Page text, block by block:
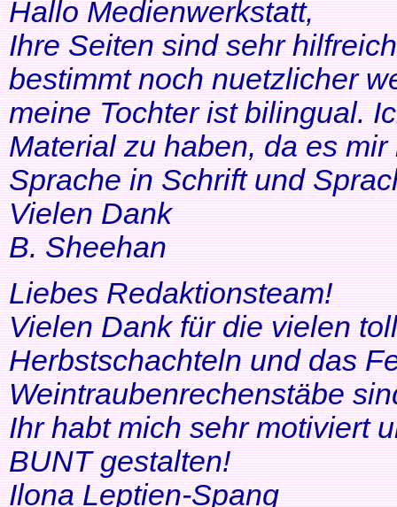
Hallo Medienwerkstatt,
Ihre Seiten sind sehr
bestimmt noch nuetzlicher
meine Tochter ist bilingual.
Material zu haben, da es
Sprache in Schrift und
Vielen Dank
B. Sheehan
Liebes Redaktionsteam!
Vielen Dank für die vielen
Herbstschachteln und das
Weintraubenrechenstäbe
Ihr habt mich sehr motiviert
BUNT gestalten!
Ilona Leptien-Spang